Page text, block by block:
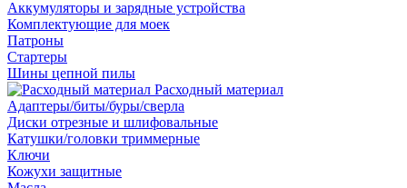
Аккумуляторы и зарядные устройства
Комплектующие для моек
Патроны
Стартеры
Шины цепной пилы
Расходный материал
Адаптеры/биты/буры/сверла
Диски отрезные и шлифовальные
Катушки/головки триммерные
Ключи
Кожухи защитные